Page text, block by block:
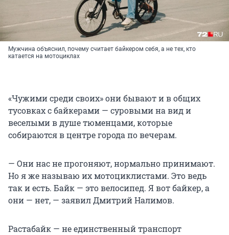
Мужчина объяснил, почему считает байкером себя, а не тех, кто
катается на мотоциклах
«Чужими среди своих» они бывают и в общих
тусовках с байкерами — суровыми на вид и
веселыми в душе тюменцами, которые
собираются в центре города по вечерам.
— Они нас не прогоняют, нормально принимают.
Но я же называю их мотоциклистами. Это ведь
так и есть. Байк — это велосипед. Я вот байкер, а
они — нет, — заявил Дмитрий Налимов.
Растабайк — не единственный транспорт